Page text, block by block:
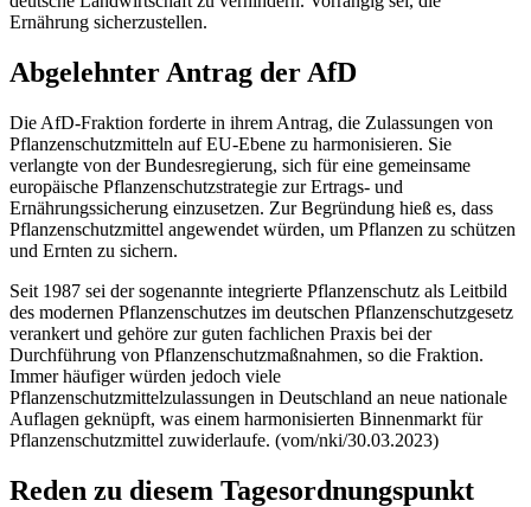
Ernährung sicherzustellen.
Abgelehnter Antrag der AfD
Die AfD-Fraktion forderte in ihrem Antrag, die Zulassungen von
Pflanzenschutzmitteln auf EU-Ebene zu harmonisieren. Sie
verlangte von der Bundesregierung, sich für eine gemeinsame
europäische Pflanzenschutzstrategie zur Ertrags- und
Ernährungssicherung einzusetzen. Zur Begründung hieß es, dass
Pflanzenschutzmittel angewendet würden, um Pflanzen zu schützen
und Ernten zu sichern.
Seit 1987 sei der sogenannte integrierte Pflanzenschutz als Leitbild
des modernen Pflanzenschutzes im deutschen Pflanzenschutzgesetz
verankert und gehöre zur guten fachlichen Praxis bei der
Durchführung von Pflanzenschutzmaßnahmen, so die Fraktion.
Immer häufiger würden jedoch viele
Pflanzenschutzmittelzulassungen in Deutschland an neue nationale
Auflagen geknüpft, was einem harmonisierten Binnenmarkt für
Pflanzenschutzmittel zuwiderlaufe. (vom/nki/30.03.2023)
Reden zu diesem Tagesordnungspunkt